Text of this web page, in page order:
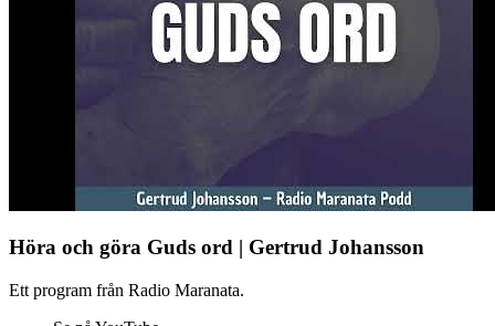
Höra och göra Guds ord | Gertrud Johansson
Ett program från Radio Maranata.